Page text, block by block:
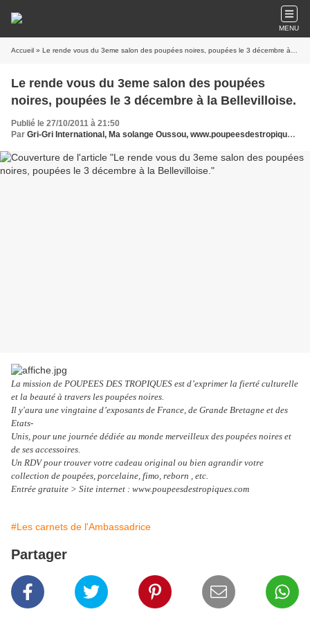
MENU
Accueil » Le rende vous du 3eme salon des poupées noires, poupées le 3 décembre à la Bellevilloise.
Le rende vous du 3eme salon des poupées
noires, poupées le 3 décembre à la Bellevilloise.
Publié le 27/10/2011 à 21:50
Par Gri-Gri International, Ma solange Oussou, www.poupeesdestropiques.com
La mission de POUPEES DES TROPIQUES est d’exprimer la fierté culturelle
et la beauté à travers les poupées noires.
Il y'aura une vingtaine d’exposants de France, de Grande Bretagne et des
Etats-
Unis, pour une journée dédiée au monde merveilleux des poupées noires et
de ses accessoires.
Un RDV pour trouver votre cadeau original ou bien agrandir votre
collection de poupées, porcelaine, fimo, reborn , etc.
Entrée gratuite > Site internet : www.poupeesdestropiques.com
#Les carnets de l'Ambassadrice
Partager